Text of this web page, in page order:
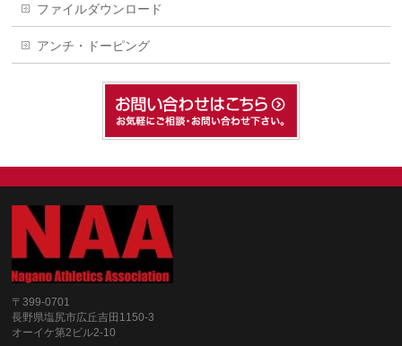
ファイルダウンロード
アンチ・ドーピング
〒399-0701
長野県塩尻市広丘吉田1150-3
オーイケ第2ビル2-10